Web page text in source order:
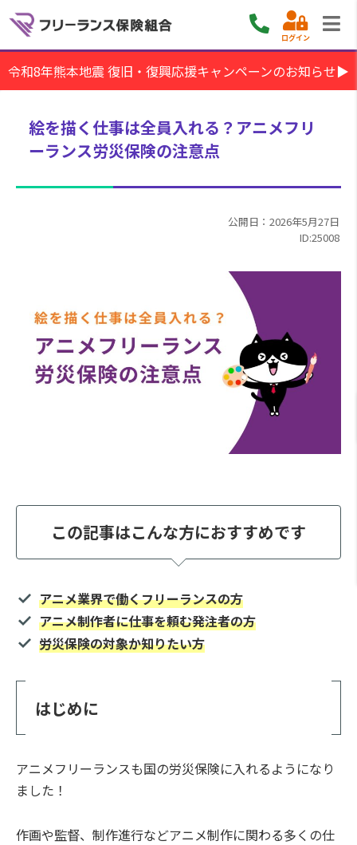
ログイン
令和8年熊本地震 復旧・復興応援キャンペーンのお知らせ▶
絵を描く仕事は全員入れる？アニメフリ
ーランス労災保険の注意点
公開日：2026年5月27日
ID:25008
この記事はこんな方におすすめです
アニメ業界で働くフリーランスの方
アニメ制作者に仕事を頼む発注者の方
労災保険の対象か知りたい方
はじめに
アニメフリーランスも国の労災保険に入れるようになり
ました！
作画や監督、制作進行などアニメ制作に関わる多くの仕